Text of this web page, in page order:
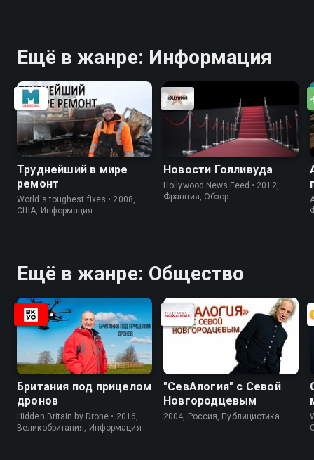
Ещё в жанре: Информация
Труднейший в мире
ремонт
World's toughest fixes • 2008,
США, Информация
Новости Голливуда
Hollywood News Feed • 2012,
Франция, Обзор
Ещё в жанре: Общество
Британия под прицелом
дронов
Hidden Britain by Drone • 2016,
Великобритания, Информация
"СевАлогия" с Севой
Новгородцевым
2004, Россия, Публицистика